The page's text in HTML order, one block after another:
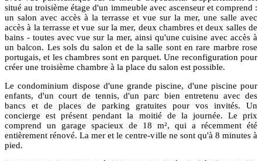
situé au troisième étage d'un immeuble avec ascenseur et comprend :
un salon avec accès à la terrasse et vue sur la mer, une salle avec
accès à la terrasse et vue sur la mer, deux chambres et deux salles de
bains - toutes avec vue sur la mer, ainsi qu'une cuisine avec accès à
un balcon. Les sols du salon et de la salle sont en rare marbre rose
portugais, et les chambres sont en parquet. Une reconfiguration pour
créer une troisième chambre à la place du salon est possible.
Le condominium dispose d'une grande piscine, d'une piscine pour
enfants, d'un court de tennis, d'un parc bien entretenu avec des
bancs et de places de parking gratuites pour vos invités. Un
concierge est présent pendant la moitié de la journée. Le prix
comprend un garage spacieux de 18 m², qui a récemment été
entièrement rénové. La mer et le centre-ville ne sont qu'à 8 minutes à
pied.